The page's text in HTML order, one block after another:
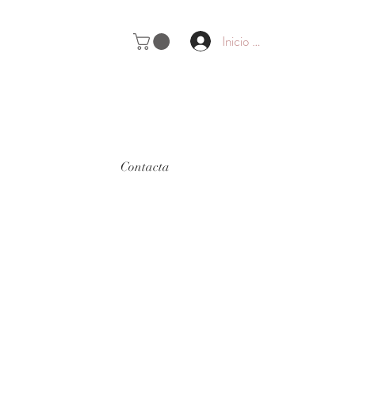
Inicio de sesión
Contacta